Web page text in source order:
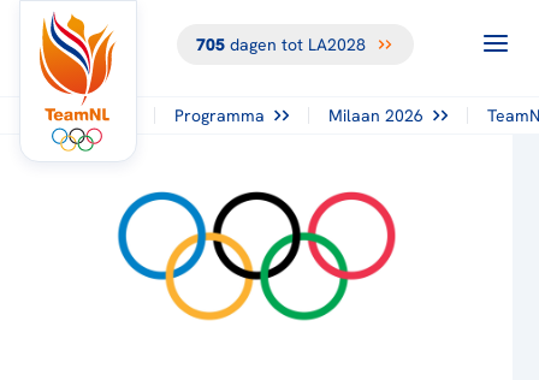
705dagen tot LA2028
Programma Milaan 2026